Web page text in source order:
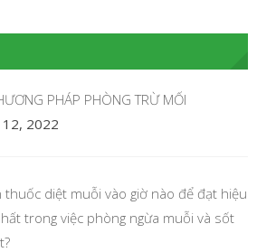
PHÁP PHÒNG TRỪ MỐI
2022
thuốc diệt muỗi vào giờ nào để đạt hiệu
trong việc phòng ngừa muỗi và sốt